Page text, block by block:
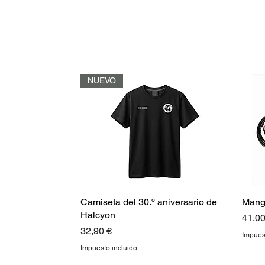
NUEVO
Camiseta del 30.º aniversario de
Halcyon
Precio
32,90 €
Impuesto incluido